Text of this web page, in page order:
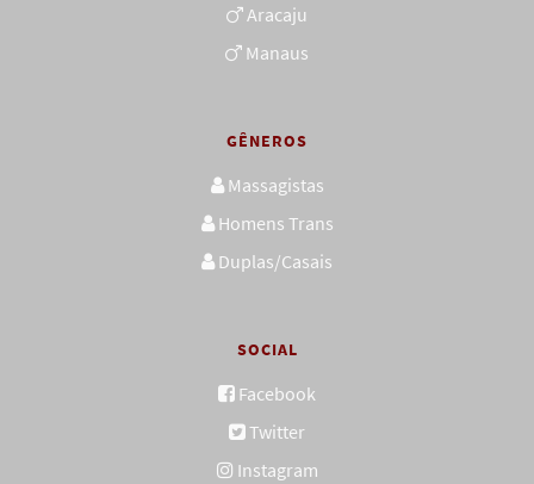
Aracaju
Manaus
GÊNEROS
Massagistas
Homens Trans
Duplas/Casais
SOCIAL
Facebook
Twitter
Instagram